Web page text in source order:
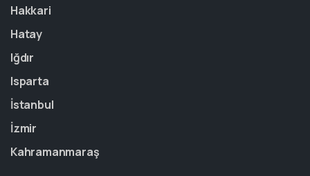
Hakkari
Hatay
Iğdır
Isparta
İstanbul
İzmir
Kahramanmaraş